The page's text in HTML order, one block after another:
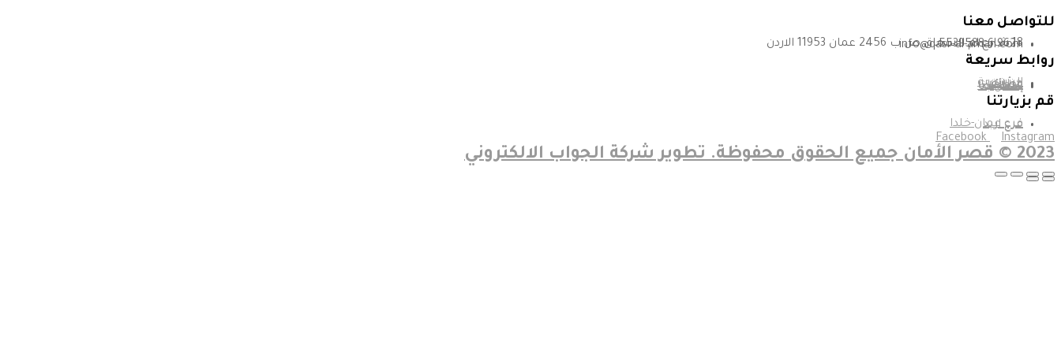
للتواصل معنا
18 شارع ام السماق ص.ب 2456 عمان 11953 الاردن
+962 6 5539588
info@qasr-al-aman.com
روابط سريعة
الرئيسية
من نحن
وظائف
عملاؤنا
شهاداتنا
إتصل بنا
قم بزيارتنا
فرع عمان-خلدا
فرع اربد
Facebook
Instagram
2023 © قصر الأمان جميع الحقوق محفوظة. تطوير شركة الجواب الالكتروني